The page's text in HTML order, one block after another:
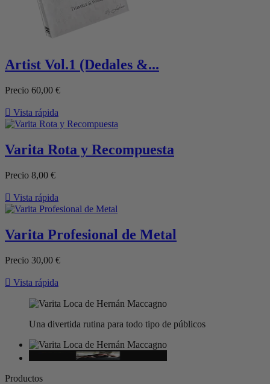
Artist Vol.1 (Dedales &...
Precio 60,00 €
 Vista rápida
Varita Rota y Recompuesta
Precio 8,00 €
 Vista rápida
Varita Profesional de Metal
Precio 30,00 €
 Vista rápida
Una divertida rutina para todo tipo de públicos
Productos